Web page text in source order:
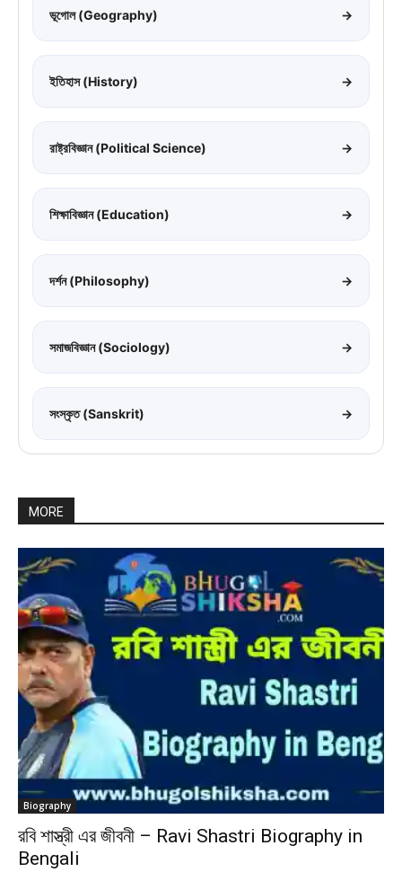
ভূগোল (Geography) →
ইতিহাস (History) →
রাষ্ট্রবিজ্ঞান (Political Science) →
শিক্ষাবিজ্ঞান (Education) →
দর্শন (Philosophy) →
সমাজবিজ্ঞান (Sociology) →
সংস্কৃত (Sanskrit) →
MORE
Biography
রবি শাস্ত্রী এর জীবনী – Ravi Shastri Biography in
Bengali